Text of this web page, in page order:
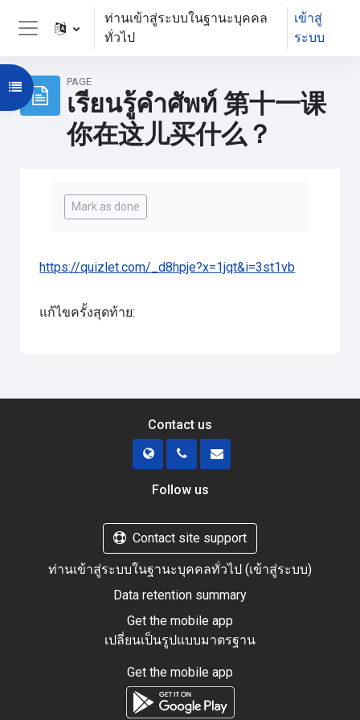
ข้ามไปที่เนื้อหาหลัก
Side panel
ท่านเข้าสู่ระบบในฐานะบุคคล
ทั่วไป
เข้าสู่
ระบบ
PAGE
เรียนรู้คำศัพท์ 第十一课
你在这儿买什么？
Open course index
Mark as done
https://quizlet.com/_d8hpje?x=1jqt&i=3st1vb
แก้ไขครั้งสุดท้าย:
Contact us
Follow us
Contact site support
ท่านเข้าสู่ระบบในฐานะบุคคลทั่วไป (เข้าสู่ระบบ)
Data retention summary
Get the mobile app
เปลี่ยนเป็นรูปแบบมาตรฐาน
Get the mobile app